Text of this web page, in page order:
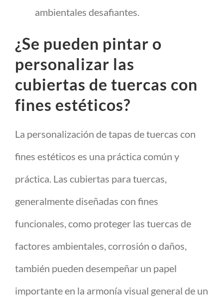
ambientales desafiantes.
¿Se pueden pintar o
personalizar las
cubiertas de tuercas con
fines estéticos?
La personalización de tapas de tuercas con
fines estéticos es una práctica común y
práctica. Las cubiertas para tuercas,
generalmente diseñadas con fines
funcionales, como proteger las tuercas de
factores ambientales, corrosión o daños,
también pueden desempeñar un papel
importante en la armonía visual general de un